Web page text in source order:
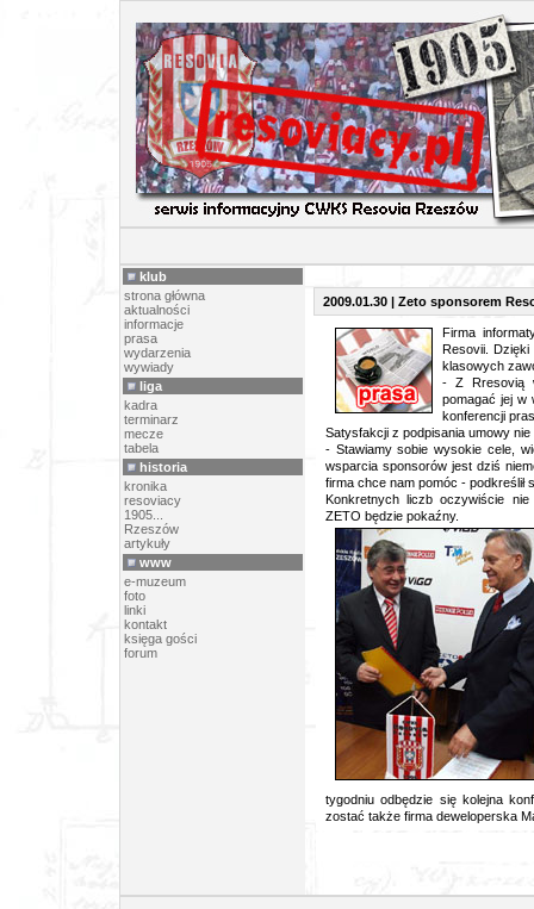
klub
strona główna
aktualności
informacje
prasa
wydarzenia
wywiady
liga
kadra
terminarz
mecze
tabela
historia
kronika
resoviacy
1905...
Rzeszów
artykuły
www
e-muzeum
foto
linki
kontakt
księga gości
forum
2009.01.30 | Zeto sponsorem
Firma
Resovii.
klasowych
- Z Rresovią
pomagać jej w
konferencji
Satysfakcji z podpisania umowy
- Stawiamy sobie wysokie cele,
wsparcia sponsorów jest dziś
firma chce nam pomóc - podkreślił
Konkretnych liczb oczywiście
ZETO będzie pokaźny.
tygodniu odbędzie się kolejna
zostać także firma deweloperska